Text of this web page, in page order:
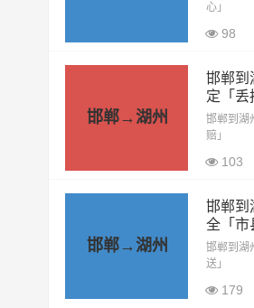
17.5米平板
备注
心」
98
邯郸→湖州
邯郸到
定「丢
邯郸到湖
赔」
103
邯郸→湖州
邯郸到
全「市
邯郸到湖
送」
179